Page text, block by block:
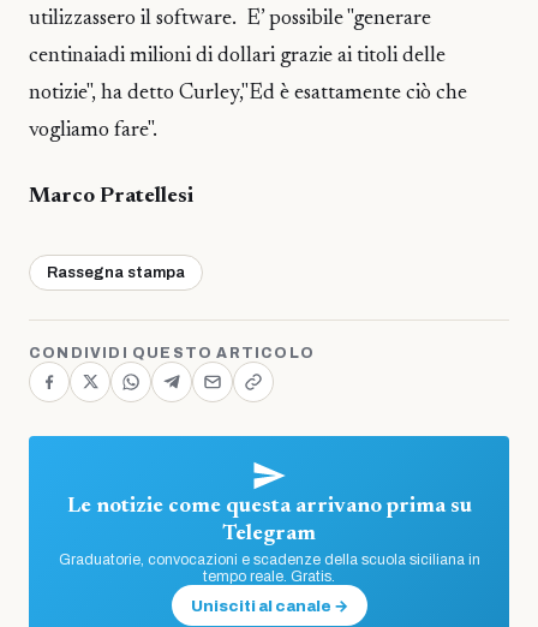
utilizzassero il software. E’ possibile "generare
centinaiadi milioni di dollari grazie ai titoli delle
notizie", ha detto Curley,"Ed è esattamente ciò che
vogliamo fare".
Marco Pratellesi
Rassegna stampa
CONDIVIDI QUESTO ARTICOLO
Le notizie come questa arrivano prima su
Telegram
Graduatorie, convocazioni e scadenze della scuola siciliana in
tempo reale. Gratis.
Unisciti al canale →